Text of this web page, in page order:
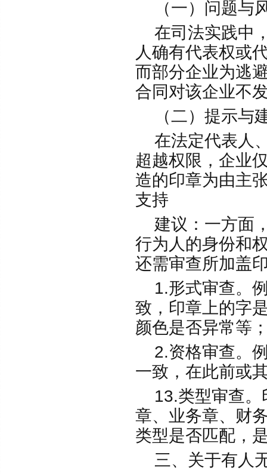
（一）问题与
在司法实践中
人确有代表权或
而部分企业为逃
合同对该企业不
（二）提示与
在法定代表人
超越权限，企业
造的印章为由主
支持
建议：一方面
行为人的身份和
还需审查所加盖
1.形式审查。
致，印章上的字
颜色是否异常等
2.资格审查。
一致，在此前或
13.类型审查。
章、业务章、财
类型是否匹配，
三、关于有人